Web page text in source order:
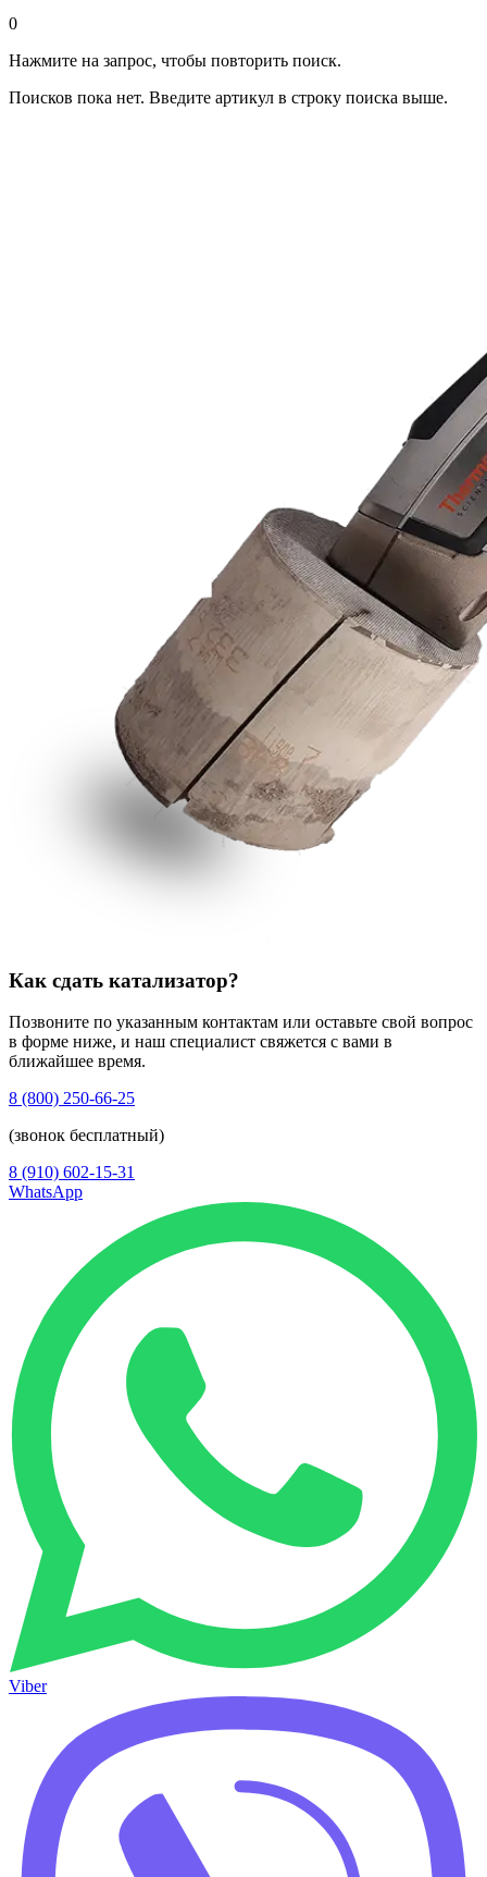
0
Нажмите на запрос, чтобы повторить поиск.
Поисков пока нет. Введите артикул в строку поиска выше.
Как сдать катализатор?
Позвоните по указанным контактам или оставьте свой вопрос
в форме ниже, и наш специалист свяжется с вами в
ближайшее время.
8 (800) 250-66-25
(звонок бесплатный)
8 (910) 602-15-31
WhatsApp
Viber